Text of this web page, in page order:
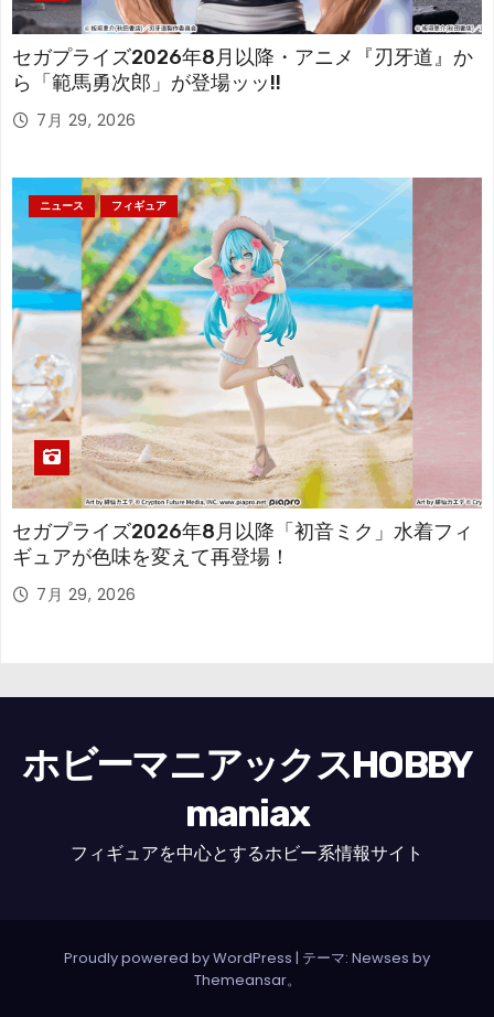
セガプライズ2026年8月以降・アニメ『刃牙道』か
ら「範馬勇次郎」が登場ッッ!!
7月 29, 2026
ニュース フィギュア
セガプライズ2026年8月以降「初音ミク」水着フィ
ギュアが色味を変えて再登場！
7月 29, 2026
ホビーマニアックスHOBBY
maniax
フィギュアを中心とするホビー系情報サイト
Proudly powered by WordPress | テーマ: Newses by
Themeansar。